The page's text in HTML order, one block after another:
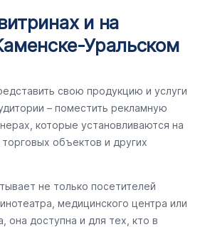
и на
Уральском
свою продукцию и услуги
– поместить рекламную
которые установливаются на
объектов и других
не только посетителей
медицинского центра или
она доступна и для тех, кто в